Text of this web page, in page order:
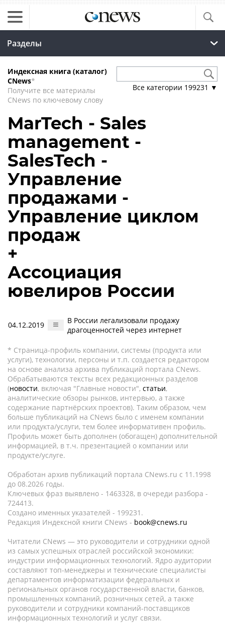
Разделы
Индексная книга (каталог)
CNews*
Получите все материалы
CNews по ключевому слову
Все категории 199231 ▼
MarTech - Sales
management -
SalesTech -
Управление
продажами -
Управление циклом
продаж
+
Ассоциация
ювелиров России
04.12.2019
В России легализовали продажу
драгоценностей через интернет
* Страница-профиль компании, системы (продукта или
услуги), технологии, персоны и т.п. создается редактором
на основе анализа архива публикаций портала CNews.
Обрабатываются тексты всех редакционных разделов
(новости, включая "Главные новости", статьи,
аналитические обзоры рынков, интервью, а также
содержание партнёрских проектов). Таким образом, чем
больше публикаций на CNews было с именем компании
или продукта/услуги, тем более информативен профиль.
Профиль может быть дополнен (обогащен) дополнительной
информацией, в т.ч. презентацией о компании или
продукте/услуге.
Обработан архив публикаций портала CNews.ru c 11.1998
до 08.2026 годы.
Ключевых фраз выявлено - 1463328, в очереди разбора -
724413.
Создано именных указателей - 199231.
Редакция Индексной книги CNews - book@cnews.ru
Читатели CNews — это руководители и сотрудники одной
из самых успешных отраслей российской экономики:
индустрии информационных технологий. Ядро аудитории
составляют топ-менеджеры и технические специалисты
департаментов информатизации федеральных и
региональных органов государственной власти, банков,
промышленных компаний, розничных сетей, а также
руководители и сотрудники компаний-поставщиков
информационных технологий и услуг связи.